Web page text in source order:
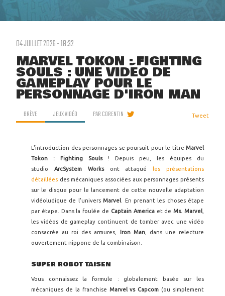
04 JUILLET 2026 - 18:32
MARVEL TOKON : FIGHTING
SOULS : UNE VIDÉO DE
GAMEPLAY POUR LE
PERSONNAGE D'IRON MAN
BRÈVE JEUX VIDÉO PARCORENTIN Tweet
L'introduction des personnages se poursuit pour le titre Marvel
Tokon : Fighting Souls! Depuis peu, les équipes du
studio ArcSystem Worksont attaqué les présentations
détaillées des mécaniques associées aux personnages présents
sur le disque pour le lancement de cette nouvelle adaptation
vidéoludique de l'universMarvel . En prenant les choses étape
par étape. Dans la foulée de Captain Americaet deMs. Marvel
les vidéos de gameplay continuent de tomber avec une vidéo
consacrée au roi des armures,
Iron Man, dans une relecture
ouvertement nippone de la combinaison.
SUPER ROBOT TAISEN
Vous connaissez la formule : globalement basée sur les
mécaniques de la franchise Marvel vs Capcom (ou simplement